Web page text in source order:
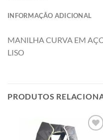
INFORMAÇÃO ADICIONAL
MANILHA CURVA EM
LISO
PRODUTOS